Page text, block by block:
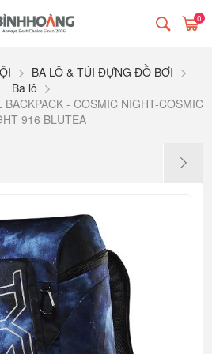
0
BA LÔ & TÚI ĐỰNG ĐỒ BƠI
Ba lô
- COSMIC NIGHT-COSMIC
916 BLUTEA